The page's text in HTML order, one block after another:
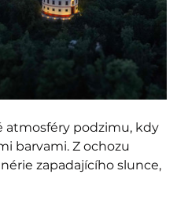
atmosféry podzimu, kdy
barvami. Z ochozu
zapadajícího slunce,